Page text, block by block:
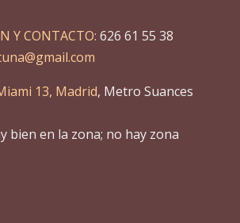
Y CONTACTO: 626 61 55 38
13, Madrid, Metro Suances
bien en la zona; no hay zona